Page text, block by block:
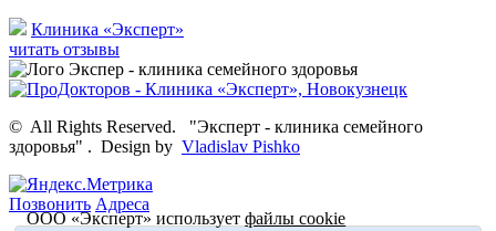
Клиника «Эксперт»
читать отзывы
© All Rights Reserved.
"Эксперт - клиника семейного
здоровья" . Design by Vladislav Pishko
Позвонить Адреса
ООО «Эксперт» используетфайлы cookie